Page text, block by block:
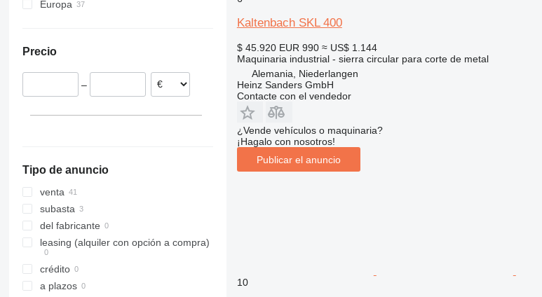
XRVS
VAC
Europa
Polonia
Italia
Precio
–
Tipo de anuncio
venta
subasta
del fabricante
leasing (alquiler con opción a compra)
crédito
a plazos
Kaltenbach SKL 400
$ 45.920 EUR 990 ≈ US$ 1.144
Maquinaria industrial - sierra circular para corte de metal
Alemania, Niederlangen
Heinz Sanders GmbH
Contacte con el vendedor
¿Vende vehículos o maquinaria?
¡Hagalo con nosotros!
Publicar el anuncio
10